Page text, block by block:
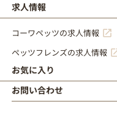
求人情報
コーワペッツの求人情報
ペッツフレンズの求人情報
お気に入り
お問い合わせ